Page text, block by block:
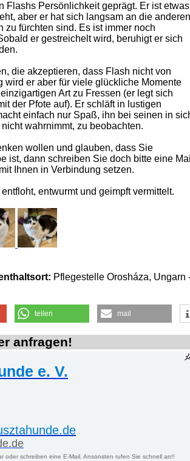
Flashs Persönlichkeit geprägt. Er ist etwas
aber er hat sich langsam an die anderen
zu fürchten sind. Es ist immer noch
er gestreichelt wird, beruhigt er sich
die akzeptieren, dass Flash nicht von
wird er aber für viele glückliche Momente
Art zu Fressen (er legt sich
der Pfote auf). Er schläft in lustigen
einfach nur Spaß, ihn bei seinen in
wahrnimmt, zu beobachten.
wollen und glauben, dass Sie
ist, dann schreiben Sie doch bitte eine Mail
Ihnen in Verbindung setzen.
entwurmt und geimpft vermittelt.
Pflegestelle Orosháza, Ungarn
teilen mail
anfragen!
e. V.
oder schreiben eine E-Mail. Ansonsten rufen Sie schnell an!!